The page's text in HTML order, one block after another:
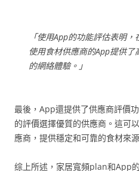
「使用App的功能評估表明
使用食材供應商的App提供
的網絡體驗。」
最後，App還提供了供應商評價
的評價選擇優質的供應商。這可
應商，提供穩定和可靠的食材來源
综上所述，家居寬頻plan和App